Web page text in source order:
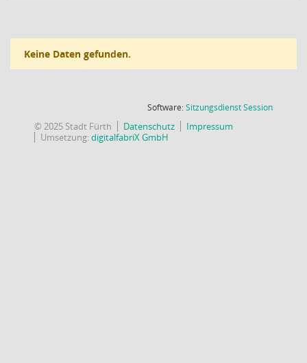
Keine Daten gefunden.
Software:SitzungsdienstSession(Wird in
© 2025 Stadt Fürth Datenschutz
Impressum
Umsetzung:digitalfabriX GmbH